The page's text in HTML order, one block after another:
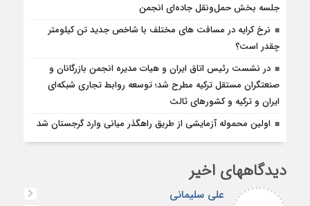
جلسه بخش حمل‌ونقل جاده‌ای انجمن
نرخ کرایه در مسافت‌ های مختلف با شاخص جدید تن کیلومتر
چقدر است؟
در نشست رئیس اتاق ایران و هیات مدیره انجمن بازرگانان و
صنعتگران مستقل ترکیه مطرح شد؛ توسعه روابط تجاری شبکه‌ای
ایران و ترکیه و کشورهای ثالث
اولین محموله آزمایشی از طریق راهگذر میانی وارد گرجستان شد
دیدگاههای اخیر
علی سلیمانی